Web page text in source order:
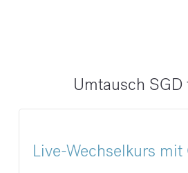
Umtausch SGD
Live-Wechselkurs